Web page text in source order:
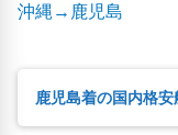
沖縄→鹿児島
鹿児島着の国内格